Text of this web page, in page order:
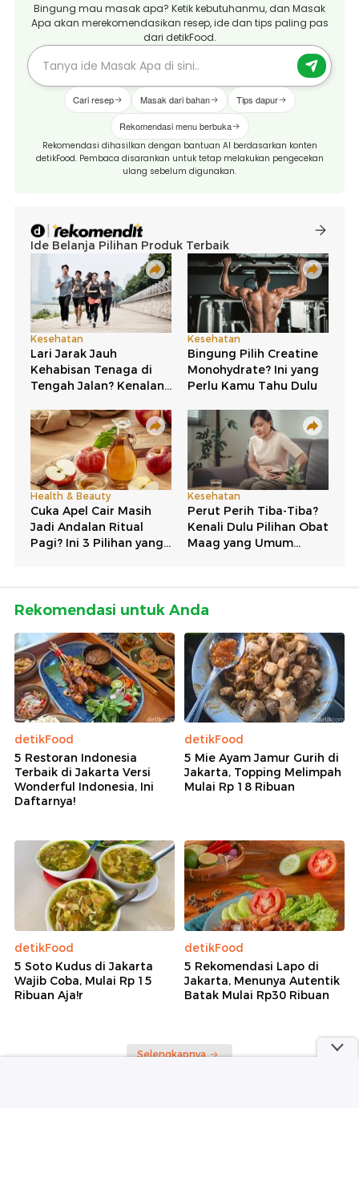
Bingung mau masak apa? Ketik kebutuhanmu, dan Masak
Apa akan merekomendasikan resep, ide dan tips paling pas
dari detikFood.
Cari resep Masak dari bahan Tips dapur
Rekomendasi menu berbuka
Rekomendasi dihasilkan dengan bantuan AI berdasarkan konten
detikFood. Pembaca disarankan untuk tetap melakukan pengecekan
ulang sebelum digunakan.
Rekomendasi untuk Anda
detikFood
5 Restoran Indonesia
Terbaik di Jakarta Versi
Wonderful Indonesia, Ini
Daftarnya!
detikFood
5 Mie Ayam Jamur Gurih di
Jakarta, Topping Melimpah
Mulai Rp 18 Ribuan
detikFood
5 Soto Kudus di Jakarta
Wajib Coba, Mulai Rp 15
Ribuan Aja!r
detikFood
5 Rekomendasi Lapo di
Jakarta, Menunya Autentik
Batak Mulai Rp30 Ribuan
Selengkapnya